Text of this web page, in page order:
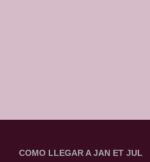
COMO LLEGAR A JAN ET JUL